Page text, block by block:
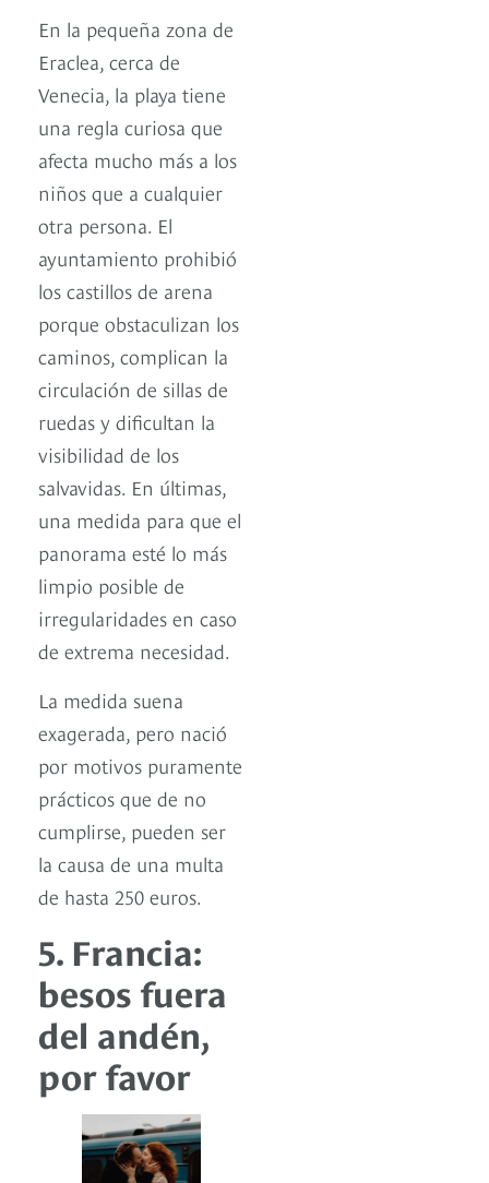
En la pequeña zona de
Eraclea, cerca de
Venecia, la playa tiene
una regla curiosa que
afecta mucho más a los
niños que a cualquier
otra persona. El
ayuntamiento prohibió
los castillos de arena
porque obstaculizan los
caminos, complican la
circulación de sillas de
ruedas y dificultan la
visibilidad de los
salvavidas. En últimas,
una medida para que el
panorama esté lo más
limpio posible de
irregularidades en caso
de extrema necesidad.
La medida suena
exagerada, pero nació
por motivos puramente
prácticos que de no
cumplirse, pueden ser
la causa de una multa
de hasta 250 euros.
5. Francia:
besos fuera
del andén,
por favor